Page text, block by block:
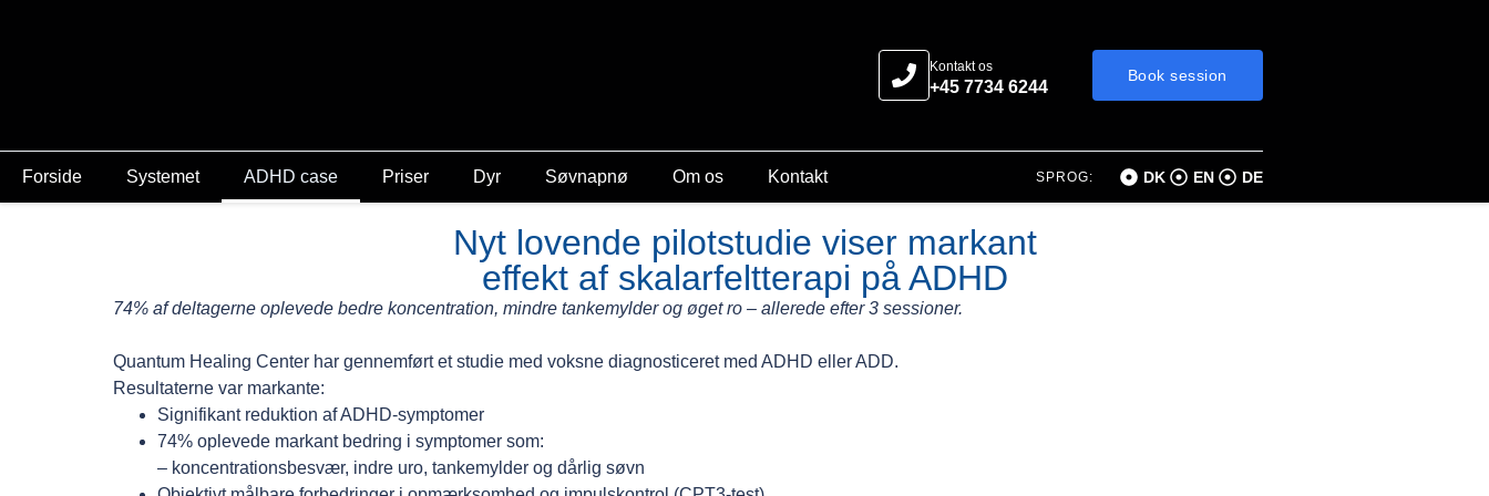
Kontakt os
+45 7734 6244
Book session
Forside Systemet ADHD case Priser Dyr Søvnapnø Om os Kontakt SPROG: DK EN DE
Nyt lovende pilotstudie viser markant
effekt af skalarfeltterapi på ADHD
74% af deltagerne oplevede bedre koncentration, mindre tankemylder og øget ro – allerede efter 3 sessioner.
Quantum Healing Center har gennemført et studie med voksne diagnosticeret med ADHD eller ADD.
Resultaterne var markante:
Signifikant reduktion af ADHD-symptomer
74% oplevede markant bedring i symptomer som:
– koncentrationsbesvær, indre uro, tankemylder og dårlig søvn